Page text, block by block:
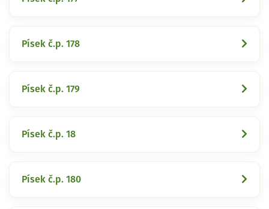
Písek č.p. 178
Písek č.p. 179
Písek č.p. 18
Písek č.p. 180